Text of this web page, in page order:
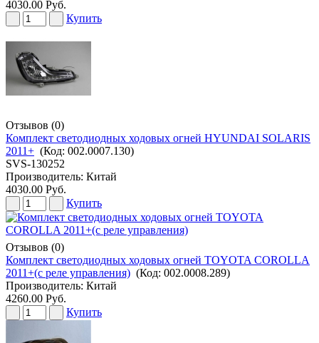
4030.00 Руб.
Купить
Отзывов (0)
Комплект светодиодных ходовых огней HYUNDAI SOLARIS
2011+ (Код: 002.0007.130)
SVS-130252
Производитель: Китай
4030.00 Руб.
Купить
Отзывов (0)
Комплект светодиодных ходовых огней TOYOTA COROLLA
2011+(с реле управления) (Код: 002.0008.289)
Производитель: Китай
4260.00 Руб.
Купить